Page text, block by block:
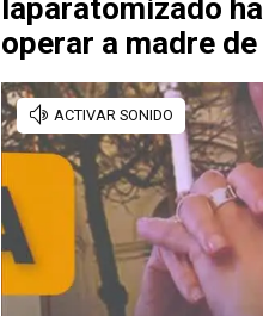
laparatomizado
operar a madre